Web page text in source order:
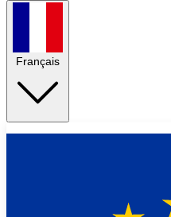
Français